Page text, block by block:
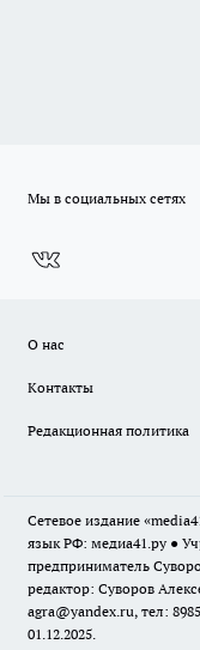
Мы в социальных сетях
О нас
Контакты
Редакционная политика
Сетевое издание
язык РФ: медиа41.ру ●
предприниматель
редактор: Суворов
agra@yandex.ru, тел:
01.12.2025.